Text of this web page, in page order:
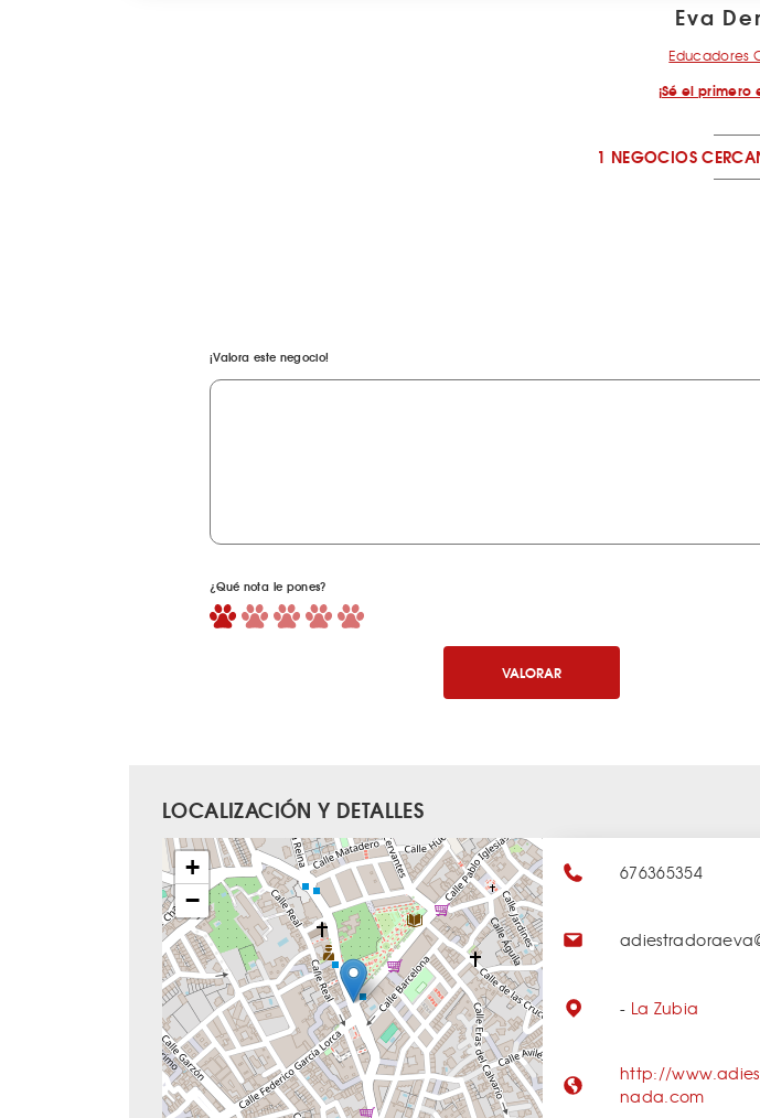
Eva
Educadores
¡Sé el primero
1 NEGOCIOS
¡Valora este negocio!
¿Qué nota le pones?
VALORAR
LOCALIZACIÓN Y DETALLES
+
−
676365354
- La Zubia
http://
nada.com